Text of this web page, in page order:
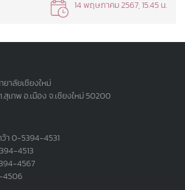
14 พฤษภาคม 2567, 15.45 น.
าลัยเชียงใหม่
เทพ อ.เมือง จ.เชียงใหม่ 50200
า 0-5394-4531
4513
4567
4506